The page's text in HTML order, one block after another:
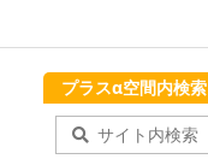
プラスα空間内検索